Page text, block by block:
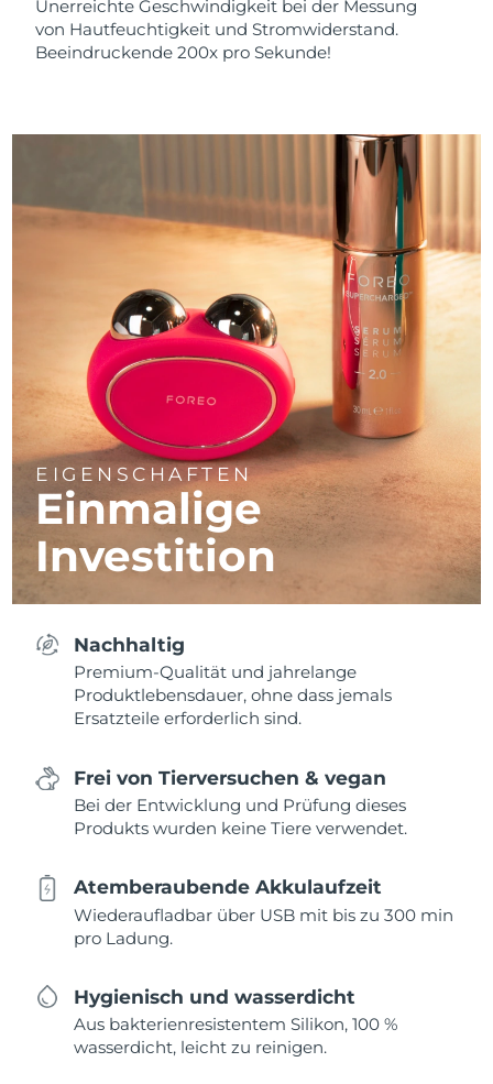
Unerreichte Geschwindigkeit bei der Messung
von Hautfeuchtigkeit und Stromwiderstand.
Beeindruckende 200x pro Sekunde!
EIGENSCHAFTEN
Einmalige
Investition
Nachhaltig
Premium-Qualität und jahrelange
Produktlebensdauer, ohne dass jemals
Ersatzteile erforderlich sind.
Frei von Tierversuchen & vegan
Bei der Entwicklung und Prüfung dieses
Produkts wurden keine Tiere verwendet.
Atemberaubende Akkulaufzeit
Wiederaufladbar über USB mit bis zu 300 min
pro Ladung.
Hygienisch und wasserdicht
Aus bakterienresistentem Silikon, 100 %
wasserdicht, leicht zu reinigen.